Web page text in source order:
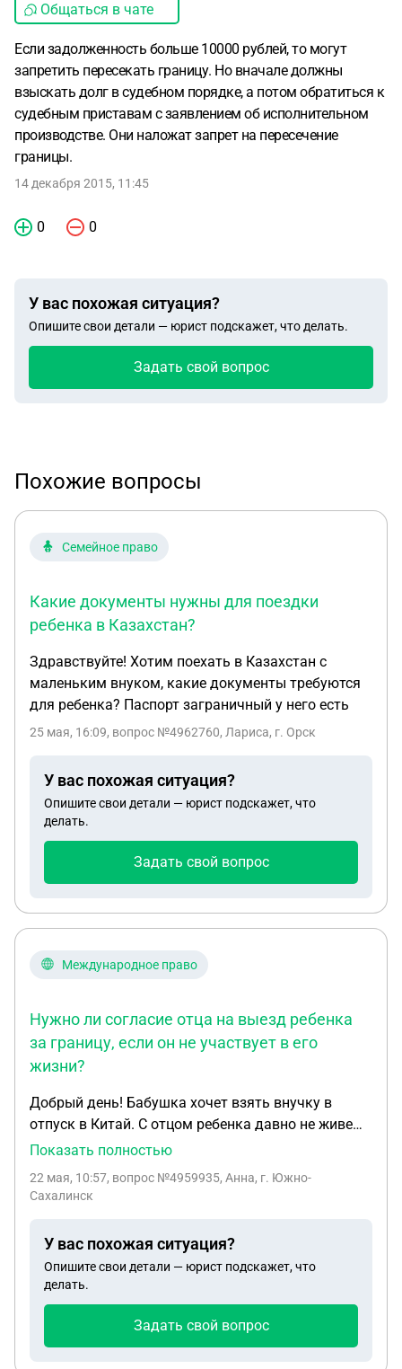
Общаться в чате
Если задолженность больше 10000 рублей, то могут
запретить пересекать границу. Но вначале должны
взыскать долг в судебном порядке, а потом обратиться к
судебным приставам с заявлением об исполнительном
производстве. Они наложат запрет на пересечение
границы.
14 декабря 2015, 11:45
0 0
У вас похожая ситуация?
Опишите свои детали — юрист подскажет, что делать.
Задать свой вопрос
Похожие вопросы
Семейное право
Какие документы нужны для поездки
ребенка в Казахстан?
Здравствуйте! Хотим поехать в Казахстан с
маленьким внуком, какие документы требуются
для ребенка? Паспорт заграничный у него есть
25 мая, 16:09, вопрос №4962760, Лариса, г. Орск
У вас похожая ситуация?
Опишите свои детали — юрист подскажет, что
делать.
Задать свой вопрос
Международное право
Нужно ли согласие отца на выезд ребенка
за границу, если он не участвует в его
жизни?
Добрый день! Бабушка хочет взять внучку в
отпуск в Китай. С отцом ребенка давно не живем,
в браке не состояли. В жизни ребёнка он не
алиментам, был суд, назначили
его согласие на выезд ребёнка за границу? Найти
его очень сложно.
Показать полностью
22 мая, 10:57, вопрос №4959935, Анна, г. Южно-
Сахалинск
У вас похожая ситуация?
Опишите свои детали — юрист подскажет, что
делать.
Задать свой вопрос